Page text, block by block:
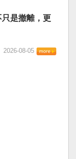
是撤離，更
2026-08-05